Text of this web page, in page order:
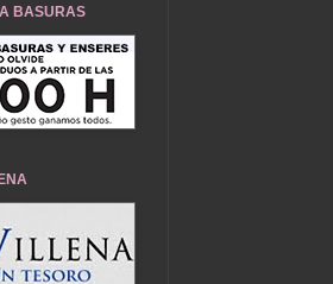
BASURAS